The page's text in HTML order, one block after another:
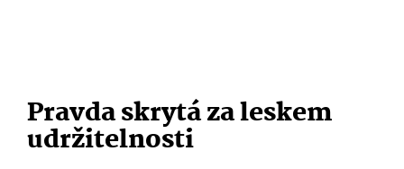
Pravda skrytá za leskem
udržitelnosti